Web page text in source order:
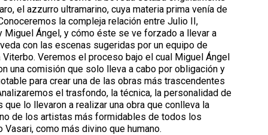
el azzurro ultramarino, cuya materia prima venía de
la compleja relación entre Julio II,
Ángel, y cómo éste se ve forzado a llevar a
con las escenas sugeridas por un equipo de
Veremos el proceso bajo el cual Miguel Ángel
una comisión que solo lleva a cabo por obligación y
para crear una de las obras más trascendentes
el trasfondo, la técnica, la personalidad de
lo llevaron a realizar una obra que conlleva la
de los artistas más formidables de todos los
como más divino que humano.